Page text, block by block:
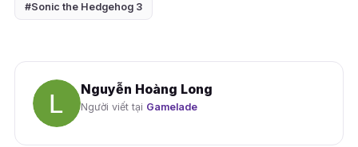
#Sonic the Hedgehog 3
Nguyễn Hoàng Long
Người viết tại Gamelade